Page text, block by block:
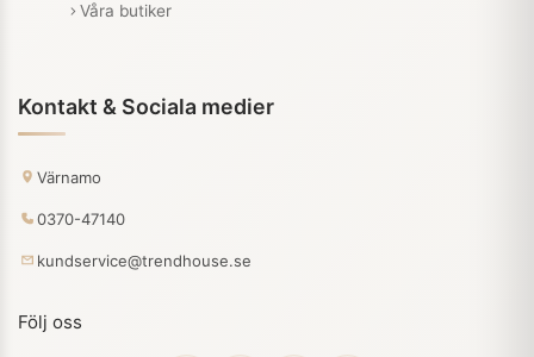
Våra butiker
Kontakt & Sociala medier
Värnamo
0370-47140
kundservice@trendhouse.se
Följ oss